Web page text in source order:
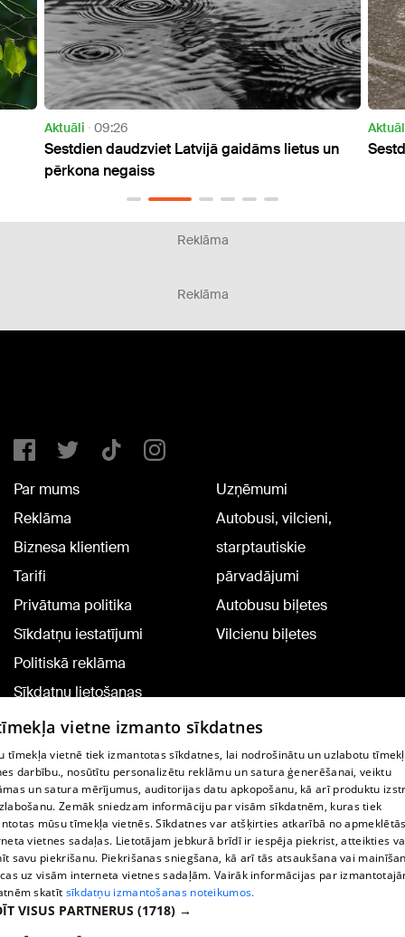
Aktuāli 14:40
Sestdien daudzviet gaidāms lietus
Reklāma
Reklāma
Par mums
Reklāma
Biznesa klientiem
Tarifi
Privātuma politika
Sīkdatņu iestatījumi
Politiskā reklāma
Sīkdatņu lietošanas
noteikumi
Komentāru pievienošana
Uzņēmumi
Autobusi, vilcieni,
starptautiskie
pārvadājumi
Autobusu biļetes
Vilcienu biļetes
TV programma
Līguma noteikumi
360 Ziņu kontakti
Helio Media
Portāla palīdzības dienests: e-pasts -
vietne izmanto sīkdatnes
tīmekļa vietnē tiek izmantotas sīkdatnes, lai nodrošinātu un uzlabotu
darbību., nosūtītu personalizētu reklāmu un satura ģenerēšanai, veiktu
un satura mērījumus, auditorijas datu apkopošanu, kā arī produktu
Zemāk sniedzam informāciju par visām sīkdatnēm, kuras tiek
mūsu tīmekļa vietnēs. Sīkdatnes var atšķirties atkarībā no
vietnes sadaļas. Lietotājam jebkurā brīdī ir iespēja piekrist, atteikties
savu piekrišanu. Piekrišanas sniegšana, kā arī tās atsaukšana vai
uz visām interneta vietnes sadaļām. Vairāk informācijas par
skatīt sīkdatņu izmantošanas noteikumos.
VISUS PARTNERUS (1718) →